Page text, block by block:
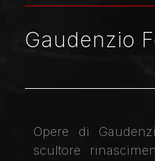
Gaudenzio
Opere di
scultore